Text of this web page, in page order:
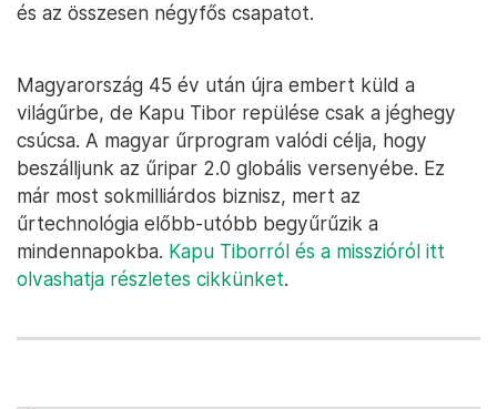
és az összesen négyfős csapatot.
Magyarország 45 év után újra embert küld a
világűrbe, de Kapu Tibor repülése csak a jéghegy
csúcsa. A magyar űrprogram valódi célja, hogy
beszálljunk az űripar 2.0 globális versenyébe. Ez
már most sokmilliárdos biznisz, mert az
űrtechnológia előbb-utóbb begyűrűzik a
mindennapokba. Kapu Tiborról és a misszióról itt
olvashatja részletes cikkünket.